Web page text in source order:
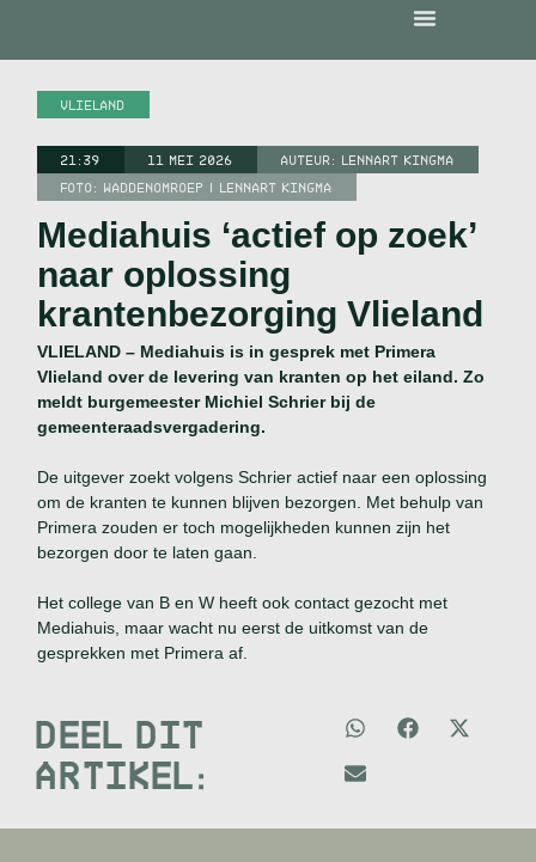
VLIELAND
21:39 11 MEI 2026 AUTEUR:LENNART KINGMA
FOTO: WADDENOMROEP | LENNART KINGMA
Mediahuis ‘actief op zoek’
naar oplossing
krantenbezorging Vlieland
VLIELAND – Mediahuis is in gesprek met Primera
Vlieland over de levering van kranten op het eiland. Zo
meldt burgemeester Michiel Schrier bij de
gemeenteraadsvergadering.
De uitgever zoekt volgens Schrier actief naar een oplossing
om de kranten te kunnen blijven bezorgen. Met behulp van
Primera zouden er toch mogelijkheden kunnen zijn het
bezorgen door te laten gaan.
Het college van B en W heeft ook contact gezocht met
Mediahuis, maar wacht nu eerst de uitkomst van de
gesprekken met Primera af.
DEEL DIT
ARTIKEL: